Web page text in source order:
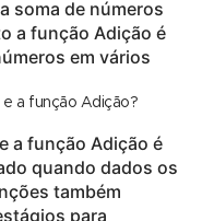
soma de números
a função Adição é
em vários
a função Adição?
a função Adição é
quando dados os
também
para